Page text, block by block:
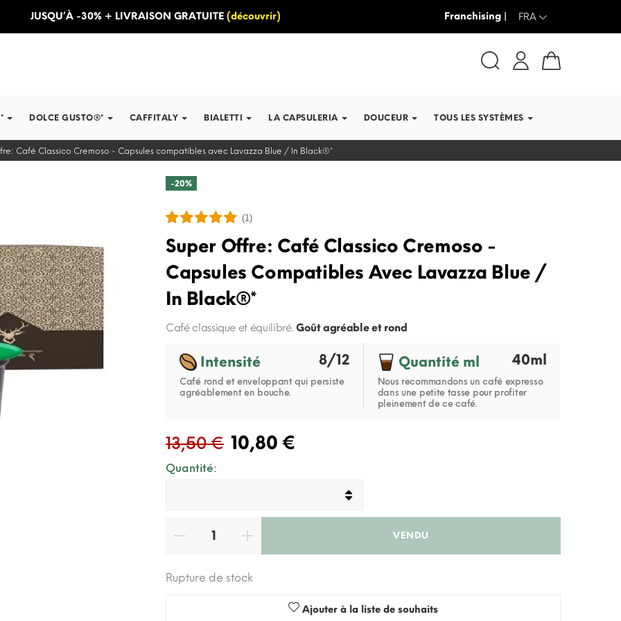
JUSQU’À -30% + LIVRAISON GRATUITE (découvrir) JUSQU’À -30% + LIVRAISON
Franchising | FRA
DOLCE GUSTO®* CAFFITALY BIALETTI LA CAPSULERIA DOUCEUR TOUS LES SYSTÈMES
Café Classico Cremoso - Capsules compatibles avec Lavazza Blue / In Black®*
-20%
(1)
Super Offre: Café Classico Cremoso -
Capsules Compatibles Avec Lavazza Blue /
In Black®*
Café classique et équilibré. Goût agréable et rond
Intensité 8/12
Café rond et enveloppant qui persiste
agréablement en bouche.
Quantité ml 40ml
Nous recommandons un café expresso
dans une petite tasse pour profiter
pleinement de ce café.
13,50 € 10,80 €
Quantité:
VENDU
Rupture de stock
Ajouter à la liste de souhaits